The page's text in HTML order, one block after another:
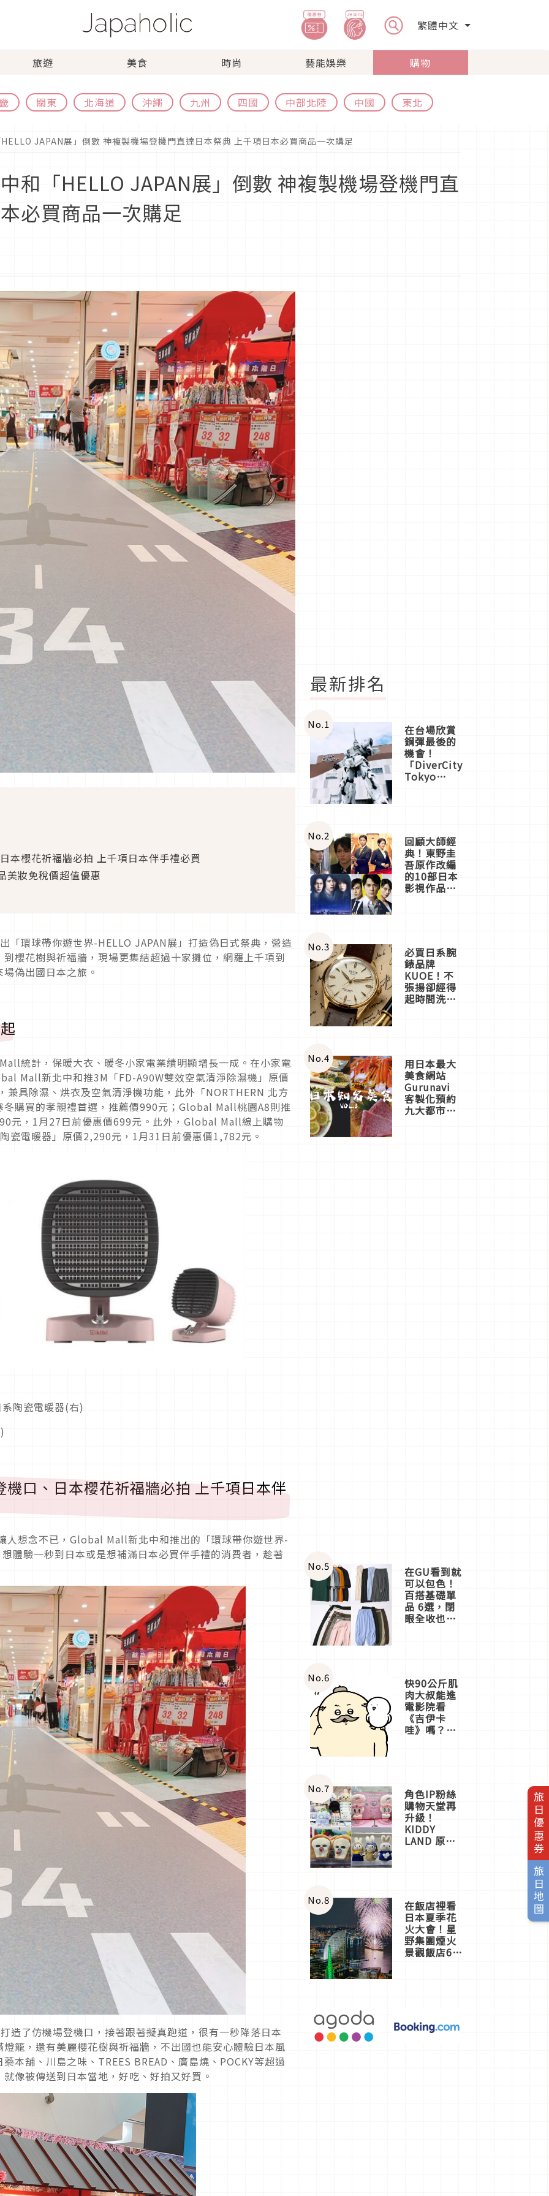
繁體中文
旅遊 美食 時尚 藝能娛樂 購物
關東 北海道 沖繩 九州 四國 中部北陸 中國 東北
旅日優惠券
旅日地圖
JAPAN展」倒數 神複製機場登機門直達日本祭典 上千項日本必買商品一次購足
和「HELLO JAPAN展」倒數 神複製機場登機門直
必買商品一次購足
本櫻花祈福牆必拍 上千項日本伴手禮必買
美妝免稅價超值優惠
環球帶你遊世界-HELLO JAPAN展」打造偽日式祭典，營造
櫻花樹與祈福牆，現場更集結超過十家攤位，網羅上千項到
偽出國日本之旅。
統計，保暖大衣、暖冬小家電業績明顯增長一成。在小家電
Mall新北中和推3M「FD-A90W雙效空氣清淨除濕機」原價
具除濕、烘衣及空氣清淨機功能，此外「NORTHERN 北方
購買的孝親禮首選，推薦價990元；Global Mall桃園A8則推
元，1月27日前優惠價699元。此外，Global Mall線上購物
電暖器」原價2,290元，1月31日前優惠價1,782元。
陶瓷電暖器(右)
口、日本櫻花祈福牆必拍 上千項日本伴
人想念不已，Global Mall新北中和推出的「環球帶你遊世界-
體驗一秒到日本或是想補滿日本必買伴手禮的消費者，趁著
造了仿機場登機口，接著跟著擬真跑道，很有一秒降落日本
籠，還有美麗櫻花樹與祈福牆，不出國也能安心體驗日本風
本舖、川島之味、TREES BREAD、廣島燒、POCKY等超過
像被傳送到日本當地，好吃、好拍又好買。
最新排名
No.1 在台場欣賞
鋼彈最後的
機會！
「DiverCity
Tokyo
體驗
No.2 回顧大師經
典！東野圭
吾原作改編
的10部日本
影視作品推
No.3 必買日系腕
錶品牌
KUOE！不
張揚卻經得
起時間洗鍊
No.4 用日本最大
美食網站
Gurunavi
客製化預約
九大都市餐
No.5 在GU看到就
可以包色！
百搭基礎單
品 6選，閉
眼全收也不
No.6 快90公斤肌
肉大叔能進
電影院看
《吉伊卡
哇》嗎？日
一同給出了
答案
No.7 角色IP粉絲
購物天堂再
升級！
KIDDY
LAND 原宿
店3分即達
No.8 在飯店裡看
日本夏季花
火大會！星
野集團煙火
景觀飯店6